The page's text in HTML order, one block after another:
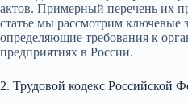
актов. Примерный перечень их
статье мы рассмотрим ключевые
определяющие требования к
предприятиях в России.
2. Трудовой кодекс Российской